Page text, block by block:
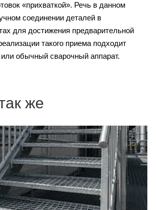
«прихваткой». Речь в данном
соединении деталей в
для достижения предварительной
такого приема подходит
или обычный сварочный аппарат.
же